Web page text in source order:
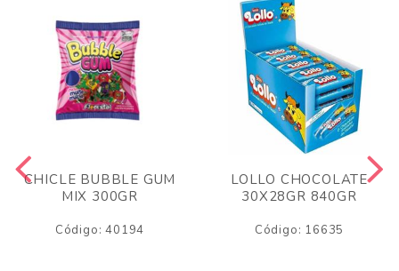
CHICLE BUBBLE GUM
MIX 300GR
Código: 40194
LOLLO CHOCOLATE
30X28GR 840GR
Código: 16635